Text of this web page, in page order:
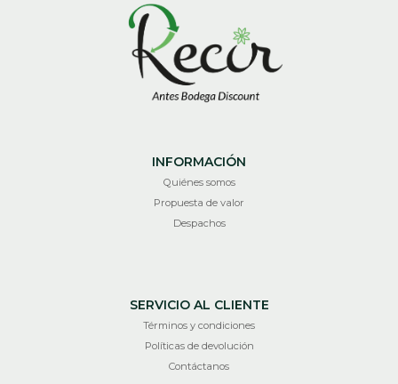
INFORMACIÓN
Quiénes somos
Propuesta de valor
Despachos
SERVICIO AL CLIENTE
Términos y condiciones
Políticas de devolución
Contáctanos